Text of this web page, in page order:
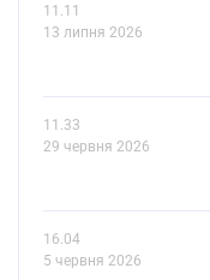
11.11
13 липня 2026
11.33
29 червня 2026
16.04
5 червня 2026